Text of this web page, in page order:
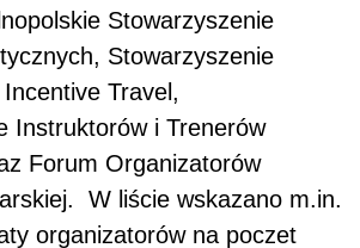
Stowarzyszenie
Stowarzyszenie
Travel,
Instruktorów i Trenerów
Forum Organizatorów
W liście wskazano m.in.
organizatorów na poczet